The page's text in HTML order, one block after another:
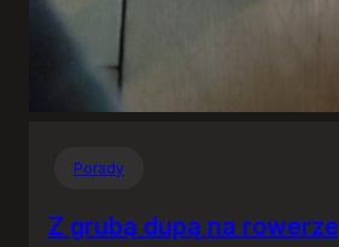
Porady
Z grubą dupą na rowerze